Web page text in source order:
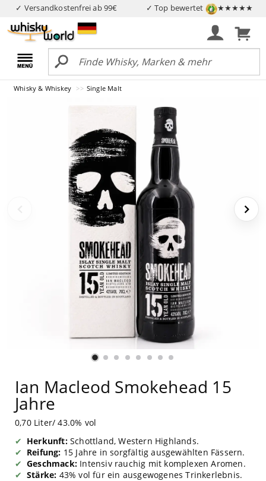
✓ Versandkostenfrei ab 99€ ✓ Top bewertet ★★★★★
Whisky & Whiskey Single Malt
Ian Macleod Smokehead 15
Jahre
0,70 Liter/ 43.0% vol
Herkunft:Schottland, Western Highlands.
Reifung: 15 Jahre in sorgfältig ausgewählten Fässern.
Geschmack: Intensiv rauchig mit komplexen Aromen.
Stärke: 43% vol für ein ausgewogenes Trinkerlebnis.